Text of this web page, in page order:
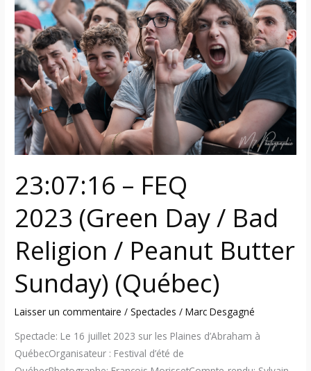
23:07:16 – FEQ
2023 (Green Day / Bad
Religion / Peanut Butter
Sunday) (Québec)
Laisser un commentaire /Spectacles /Marc Desgagné
Spectacle: Le 16 juillet 2023 sur les Plaines d’Abraham à
QuébecOrganisateur : Festival d’été de
FEQ
2023 (Green
Day
/
Bad
Religion
/
Peanut
Butter
(Québec)